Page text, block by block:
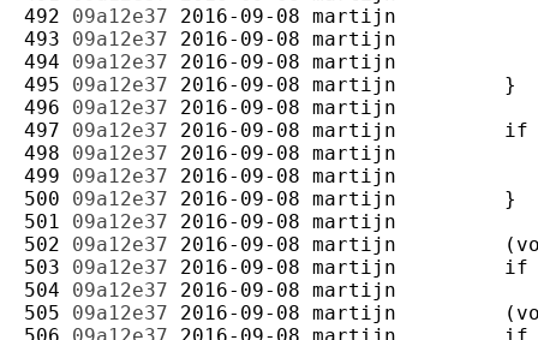
492 09a12e37 2016-09-08 martijn
493 09a12e37 2016-09-08 martijn
494 09a12e37 2016-09-08 martijn
495 09a12e37 2016-09-08 martijn
496 09a12e37 2016-09-08 martijn
497 09a12e37 2016-09-08 martijn
498 09a12e37 2016-09-08 martijn
499 09a12e37 2016-09-08 martijn
500 09a12e37 2016-09-08 martijn
501 09a12e37 2016-09-08 martijn
502 09a12e37 2016-09-08 martijn
503 09a12e37 2016-09-08 martijn
504 09a12e37 2016-09-08 martijn
505 09a12e37 2016-09-08 martijn